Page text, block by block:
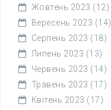
Жовтень 2023 (12)
Вересень 2023 (14)
Серпень 2023 (18)
Липень 2023 (13)
Червень 2023 (14)
Травень 2023 (17)
Квітень 2023 (17)